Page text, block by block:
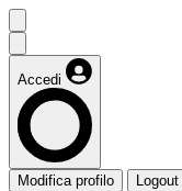
Accedi
Modifica profilo Logout